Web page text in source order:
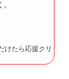
けたら応援クリ